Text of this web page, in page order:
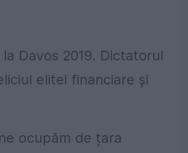
Davos 2019. Dictatorul
elitei financiare și
ocupăm de țara